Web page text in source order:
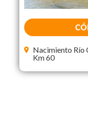
Nacimiento Río
Km 60